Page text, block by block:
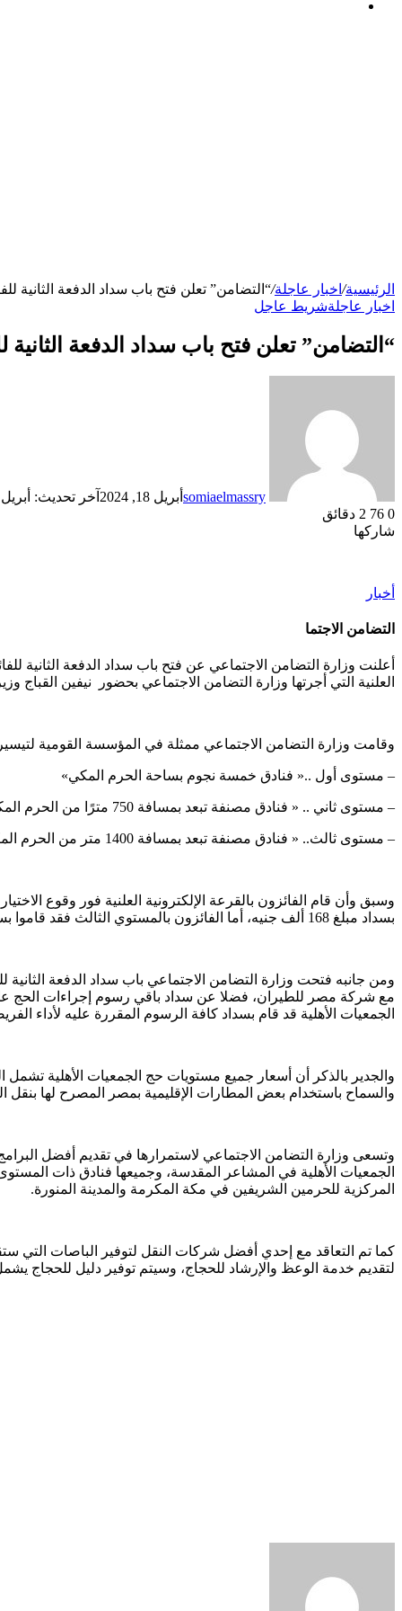
الرئيسية/ اخبار عاجلة/“التضامن” تعلن فتح باب سداد الدفعة الثانية
اخبار عاجلةشريط عاجل
“التضامن” تعلن فتح باب سداد الدفعة الثانية
somiaelmassry أبريل 18, 2024
آخر تحديث: أبريل 18, 2024
0
2 دقائق
شاركها
أخبار
التضامن الاجتما
العلنية التي أجرتها وزارة التضامن الاجتماعي بحضور نيفين
وقامت وزارة التضامن الاجتماعي ممثلة في المؤسسة القومية لتيسير
– مستوى أول ..« فنادق خمسة نجوم بساحة الحرم المكي»
– مستوى ثاني .. « فنادق مصنفة تبعد بمسافة 750 مترًا من الحرم المكي»
– مستوى ثالث.. « فنادق مصنفة تبعد بمسافة 1400 متر من الحرم المكي»
بسداد مبلغ 168 ألف جنيه، أما الفائزون بالمستوي الثالث فقد قاموا بسداد مبلغ 151 ألف جنيه.
ومن جانبه فتحت وزارة التضامن الاجتماعي باب سداد الدفعة
الجمعيات الأهلية قد قام بسداد كافة الرسوم المقررة عليه لأداء
والجدير بالذكر أن أسعار جميع مستويات حج الجمعيات الأهلية
والسماح باستخدام بعض المطارات الإقليمية بمصر المصرح لها
وتسعى وزارة التضامن الاجتماعي لاستمرارها في تقديم أفضل
الجمعيات الأهلية في المشاعر المقدسة، وجميعها فنادق ذات
المركزية للحرمين الشريفين في مكة المكرمة والمدينة المنورة.
كما تم التعاقد مع إحدي أفضل شركات النقل لتوفير الباصات التي
لتقديم خدمة الوعظ والإرشاد للحجاج، وسيتم توفير دليل للحجاج